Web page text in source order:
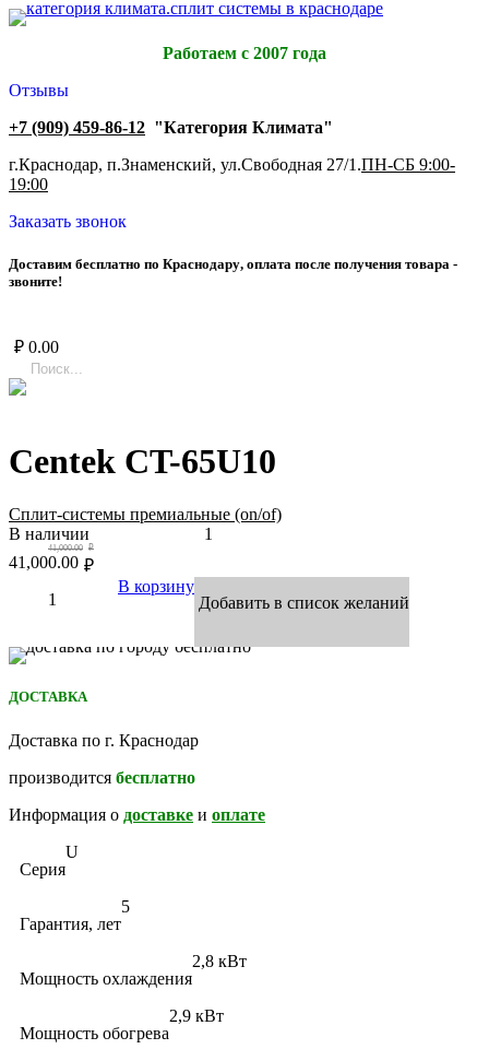
Работаем с 2007 года
Отзывы
+7 (909) 459-86-12 "Категория Климата"
г.Краснодар, п.Знаменский, ул.Свободная 27/1.ПН-СБ 9:00-
19:00
Заказать звонок
Доставим бесплатно по Краснодару, оплата после получения товара -
звоните!
₽ 0.00
Centek CT-65U10
Сплит-системы премиальные (on/of)
В наличии
1
₽
41,000.00
₽
41,000.00
В корзину
Добавить в список желаний
ДОСТАВКА
Доставка по г. Краснодар
производится бесплатно
Информация о доставке и оплате
Серия
U
Гарантия, лет
5
Мощность охлаждения
2,8 кВт
Мощность обогрева
2,9 кВт